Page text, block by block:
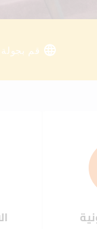
قم بجولة